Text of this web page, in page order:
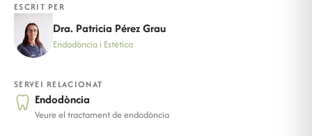
ESCRIT PER
Dra. Patricia Pérez Grau
Endodòncia i Estètica
SERVEI RELACIONAT
Endodòncia
Veure el tractament de endodòncia